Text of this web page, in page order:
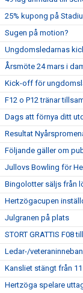
25% kupong på
Sugen på motion?
Ungdomsledarnas
Årsmöte 24 mars i
Kick-off för
F12 o P12 tränar
Dags att förnya ditt
Resultat
Följande gäller om
Jullovs Bowling för
Bingolotter säljs från
Hertzögacupen
Julgranen på plats
STORT GRATTIS F08
Ledar-/
Kansliet stängt från
Hertzöga spelare